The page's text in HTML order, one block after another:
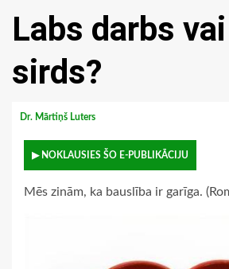
Labs darbs
sirds?
Dr. Mārtiņš Luters
▶ NOKLAUSIES ŠO E-PUBLIKĀCIJU
Mēs zinām, ka bauslība ir garīga.